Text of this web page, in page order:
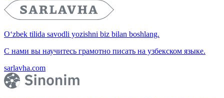
O‘zbek tilida savodli yozishni biz bilan boshlang.
С нами вы научитесь грамотно писать на узбекском языке.
sarlavha.com